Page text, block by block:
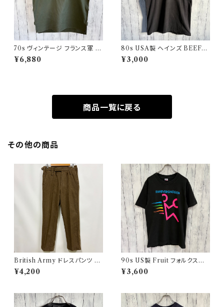
70s ヴィンテージ フランス軍 G
AOベスト ミリタリーベスト ユ
ーロミリタリー
¥6,880
80s USA製 ヘインズ BEEFY
シングルステッチTシャツ ヴィン
テージTシャツ ポケT
¥3,000
商品一覧に戻る
その他の商品
British Army ドレスパンツ イ
ギリス軍 スラックス ミリタリー
パンツ ウールパンツ2
¥4,200
90s US製 Fruit フォルクスワ
ーゲン シングルステッチTシャツ
ヴィンテージTシャツ アド 企業
¥3,600